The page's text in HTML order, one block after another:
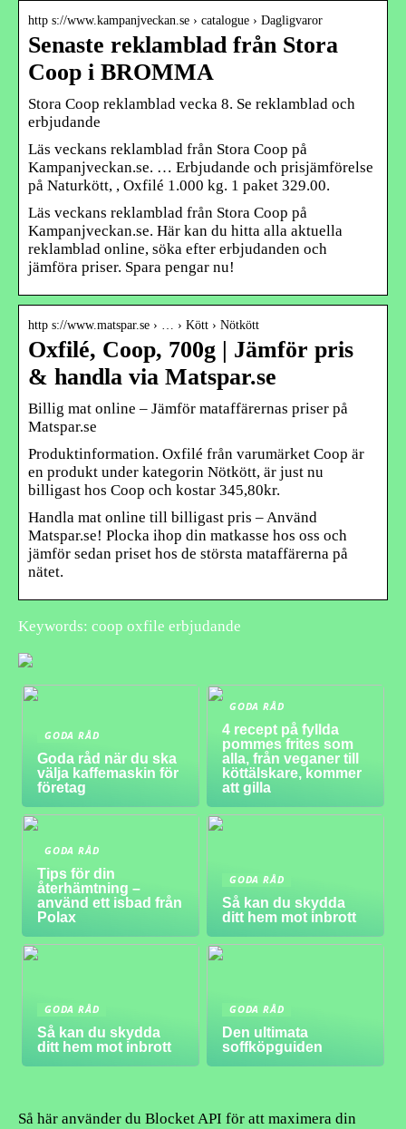
http s://www.kampanjveckan.se › catalogue › Dagligvaror
Senaste reklamblad från Stora
Coop i BROMMA
Stora Coop reklamblad vecka 8. Se reklamblad och
erbjudande
Läs veckans reklamblad från Stora Coop på
Kampanjveckan.se. … Erbjudande och prisjämförelse
på Naturkött, , Oxfilé 1.000 kg. 1 paket 329.00.
Läs veckans reklamblad från Stora Coop på
Kampanjveckan.se. Här kan du hitta alla aktuella
reklamblad online, söka efter erbjudanden och
jämföra priser. Spara pengar nu!
http s://www.matspar.se › … › Kött › Nötkött
Oxfilé, Coop, 700g | Jämför pris
& handla via Matspar.se
Billig mat online – Jämför mataffärernas priser på
Matspar.se
Produktinformation. Oxfilé från varumärket Coop är
en produkt under kategorin Nötkött, är just nu
billigast hos Coop och kostar 345,80kr.
Handla mat online till billigast pris – Använd
Matspar.se! Plocka ihop din matkasse hos oss och
jämför sedan priset hos de största mataffärerna på
nätet.
Keywords: coop oxfile erbjudande
GODA RÅD
Goda råd när du ska
välja kaffemaskin för
företag
GODA RÅD
4 recept på fyllda
pommes frites som
alla, från veganer till
köttälskare, kommer
att gilla
GODA RÅD
Tips för din
återhämtning –
använd ett isbad från
Polax
GODA RÅD
Så kan du skydda
ditt hem mot inbrott
GODA RÅD
Så kan du skydda
ditt hem mot inbrott
GODA RÅD
Den ultimata
soffköpguiden
Så här använder du Blocket API för att maximera din